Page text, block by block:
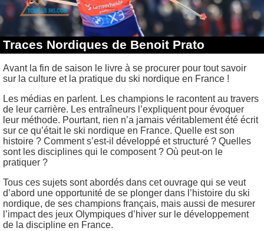
Traces Nordiques de Benoit Prato
Avant la fin de saison le livre à se procurer pour tout savoir
sur la culture et la pratique du ski nordique en France !
Les médias en parlent. Les champions le racontent au travers
de leur carrière. Les entraîneurs l’expliquent pour évoquer
leur méthode. Pourtant, rien n’a jamais véritablement été écrit
sur ce qu’était le ski nordique en France. Quelle est son
histoire ? Comment s’est-il développé et structuré ? Quelles
sont les disciplines qui le composent ? Où peut-on le
pratiquer ?
Tous ces sujets sont abordés dans cet ouvrage qui se veut
d’abord une opportunité de se plonger dans l’histoire du ski
nordique, de ses champions français, mais aussi de mesurer
l’impact des jeux Olympiques d’hiver sur le développement
de la discipline en France.